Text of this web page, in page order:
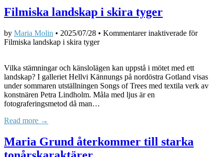
Filmiska landskap i skira tyger
by Maria Molin • 2025/07/28 • Kommentarer inaktiverade för
Filmiska landskap i skira tyger
Vilka stämningar och känslolägen kan uppstå i mötet med ett
landskap? I galleriet Hellvi Kännungs på nordöstra Gotland visas
under sommaren utställningen Songs of Trees med textila verk av
konstnären Petra Lindholm. Måla med ljus är en
fotograferingsmetod då man…
Read more →
Maria Grund återkommer till starka